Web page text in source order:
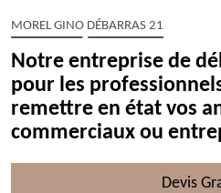
MOREL GINO DÉBARRAS 21
Notre entreprise de
pour les
remettre en état vos
commerciaux ou
Devis